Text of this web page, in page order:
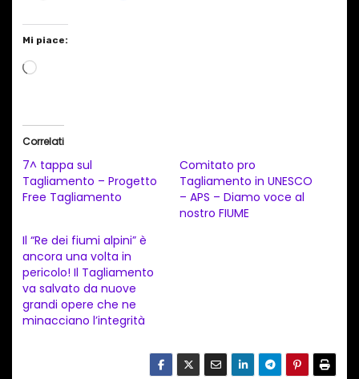
Mi piace:
C
a
m
n
t
o
i
Correlati
7^ tappa sul
Tagliamento – Progetto
Free Tagliamento
Comitato pro
Tagliamento in UNESCO
– APS – Diamo voce al
nostro FIUME
Il “Re dei fiumi alpini” è
ancora una volta in
pericolo! Il Tagliamento
va salvato da nuove
grandi opere che ne
minacciano l’integrità